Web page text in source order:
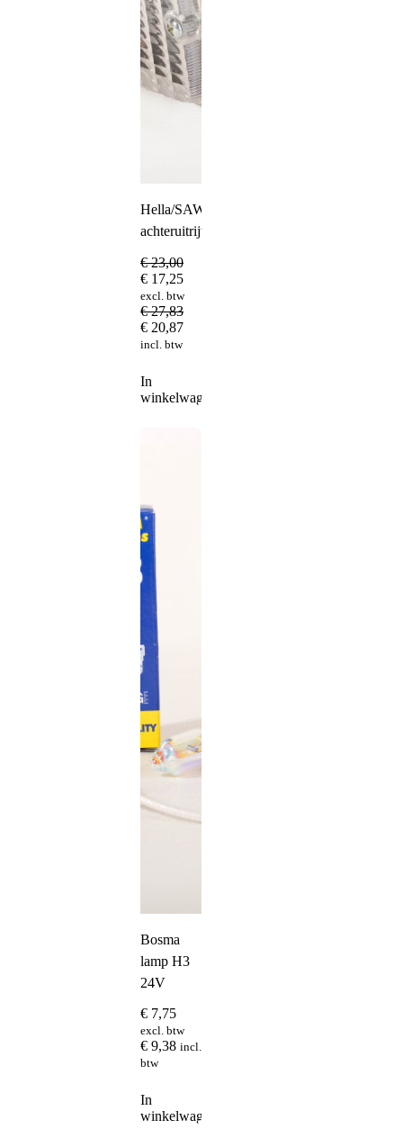
Hella/SAW
achteruitrijverlichting
€23,00
€ 17,25
excl. btw
€27,83
€ 20,87
incl. btw
In
winkelwagen
Bosma
lamp H3
24V
€ 7,75
excl. btw
€ 9,38 incl.
btw
In
winkelwagen